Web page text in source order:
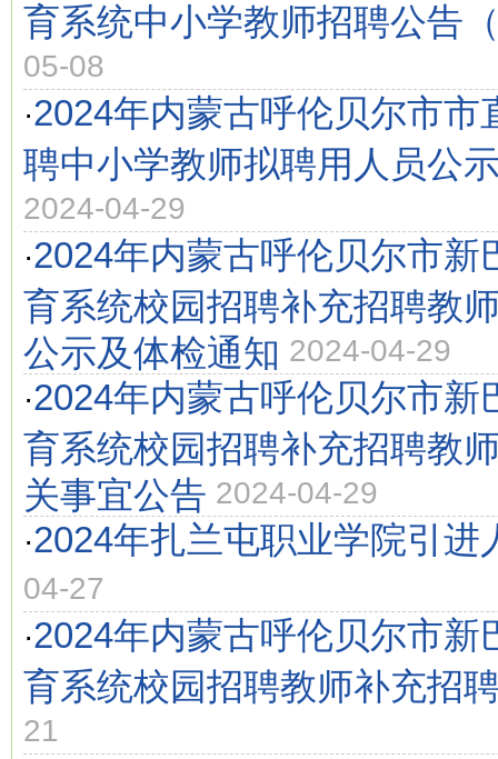
育系统中小学教师招聘公告
05-08
·2024年内蒙古呼伦贝尔市市
聘中小学教师拟聘用人员公
2024-04-29
·2024年内蒙古呼伦贝尔市新
育系统校园招聘补充招聘教
公示及体检通知 2024-04-29
·2024年内蒙古呼伦贝尔市新
育系统校园招聘补充招聘教
关事宜公告 2024-04-29
·2024年扎兰屯职业学院引进
04-27
·2024年内蒙古呼伦贝尔市新
育系统校园招聘教师补充招
21